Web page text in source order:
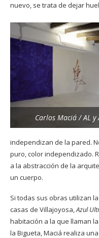
nuevo, se trata de dejar
Carlos Maciá / AL
independizan de la pared.
puro, color independizado.
a la abstracción de la
un cuerpo.
Si todas sus obras utilizan
casas de Villajoyosa,Azul
habitación a la que llaman
la Bigueta, Maciá realiza